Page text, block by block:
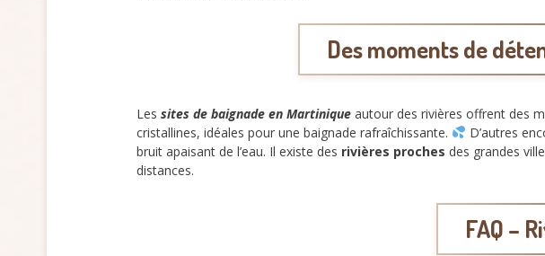
Des moments de
Les sites de baignade en Martinique autour des rivières offrent des
cristallines, idéales pour une baignade rafraîchissante.
D’autres
bruit apaisant de l’eau. Il existe des rivières proches des grandes
distances.
FAQ –